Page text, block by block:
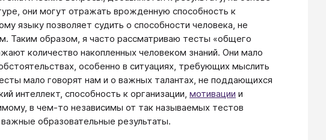
они могут отражать врожденную способность к
языку позволяет судить о способности человека, не
Таким образом, я часто рассматриваю тесты «общего
количество накопленных человеком знаний. Они мало
особенно в ситуациях, требующих мыслить
мало говорят нам и о важных талантах, не поддающихся
интеллект, способность к организации, мотивации и
в чем-то независимы от так называемых тестов
образовательные результаты.